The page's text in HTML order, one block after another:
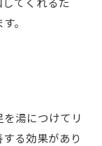
。
湯につけてリ
る効果があり